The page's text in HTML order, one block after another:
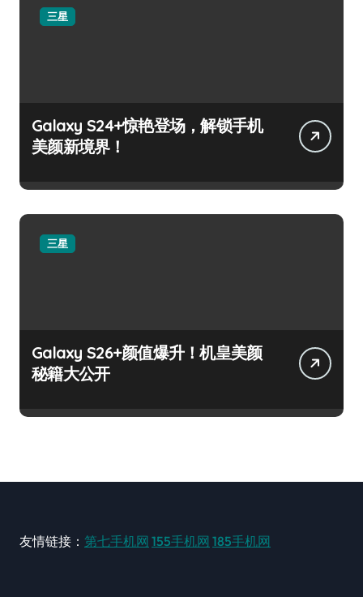
三星
Galaxy S24+惊艳登场，解锁手机
美颜新境界！
三星
Galaxy S26+颜值爆升！机皇美颜
秘籍大公开
友情链接： 第七手机网 155手机网 185手机网